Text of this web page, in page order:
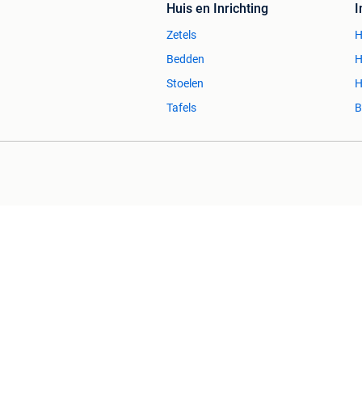
Huis en Inrichting
Zetels
Bedden
Stoelen
Tafels